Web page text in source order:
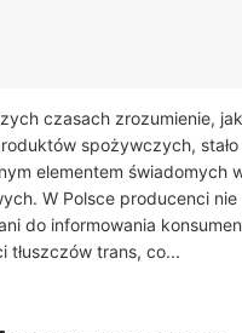
czasach zrozumienie,
spożywczych, stało
elementem świadomych
W Polsce producenci nie
do informowania
tłuszczów trans, co...